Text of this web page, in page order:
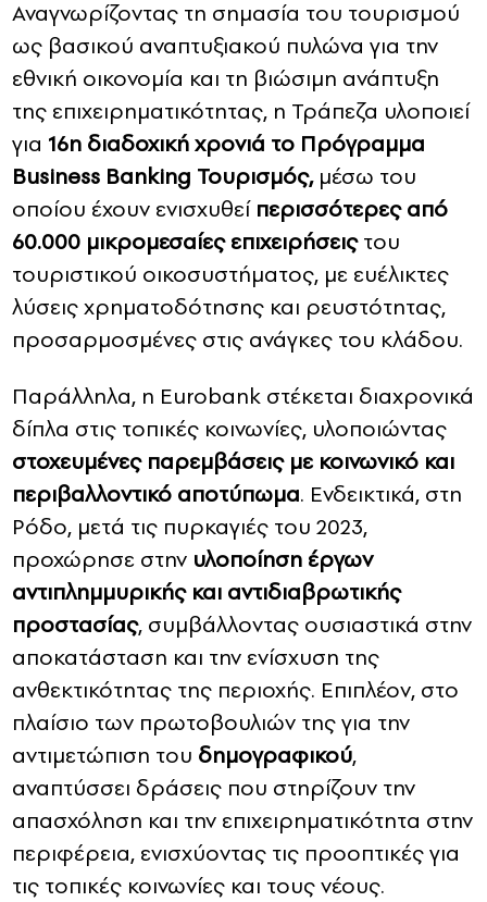
Αναγνωρίζοντας τη σημασία του τουρισμού
ως βασικού αναπτυξιακού πυλώνα για την
εθνική οικονομία και τη βιώσιμη ανάπτυξη
της επιχειρηματικότητας, η Τράπεζα υλοποιεί
για 16η διαδοχική χρονιά το Πρόγραμμα
Business Banking Τουρισμός,μέσω του
οποίου έχουν ενισχυθεί περισσότερες από
60.000 μικρομεσαίες επιχειρήσειςτου
τουριστικού οικοσυστήματος, με ευέλικτες
λύσεις χρηματοδότησης και ρευστότητας,
προσαρμοσμένες στις ανάγκες του κλάδου.
Παράλληλα, η Eurobank στέκεται διαχρονικά
δίπλα στις τοπικές κοινωνίες, υλοποιώντας
στοχευμένες παρεμβάσεις με κοινωνικό και
περιβαλλοντικό αποτύπωμα. Ενδεικτικά, στη
Ρόδο, μετά τις πυρκαγιές του 2023,
προχώρησε στην υλοποίηση έργων
αντιπλημμυρικής και αντιδιαβρωτικής
προστασίας, συμβάλλοντας ουσιαστικά στην
αποκατάσταση και την ενίσχυση της
ανθεκτικότητας της περιοχής. Επιπλέον, στο
πλαίσιο των πρωτοβουλιών της για την
αντιμετώπιση του δημογραφικού,
αναπτύσσει δράσεις που στηρίζουν την
απασχόληση και την επιχειρηματικότητα στην
περιφέρεια, ενισχύοντας τις προοπτικές για
τις τοπικές κοινωνίες και τους νέους.